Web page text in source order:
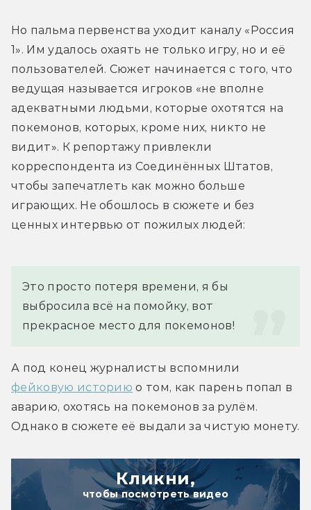
Но пальма первенства уходит каналу «Россия
1». Им удалось охаять не только игру, но и её
пользователей. Сюжет начинается с того, что
ведущая называется игроков «не вполне
адекватными людьми, которые охотятся на
покемонов, которых, кроме них, никто не
видит». К репортажу привлекли
корреспондента из Соединённых Штатов,
чтобы запечатлеть как можно больше
играющих. Не обошлось в сюжете и без
ценных интервью от пожилых людей:
Это просто потеря времени, я бы
выбросила всё на помойку, вот
прекрасное место для покемонов!
фейковую историю о том, как парень попал в
аварию, охотясь на покемонов за рулём.
Однако в сюжете её выдали за чистую монету.
Кликни,
чтобы посмотреть видео